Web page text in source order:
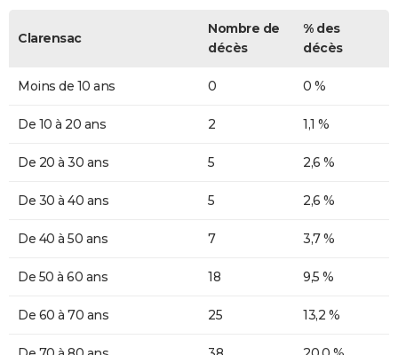
Clarensac
Nombre de
décès
% des
décès
Moins de 10 ans 0 0 %
De 10 à 20 ans 2 1,1 %
De 20 à 30 ans 5 2,6 %
De 30 à 40 ans 5 2,6 %
De 40 à 50 ans 7 3,7 %
De 50 à 60 ans 18 9,5 %
De 60 à 70 ans 25 13,2 %